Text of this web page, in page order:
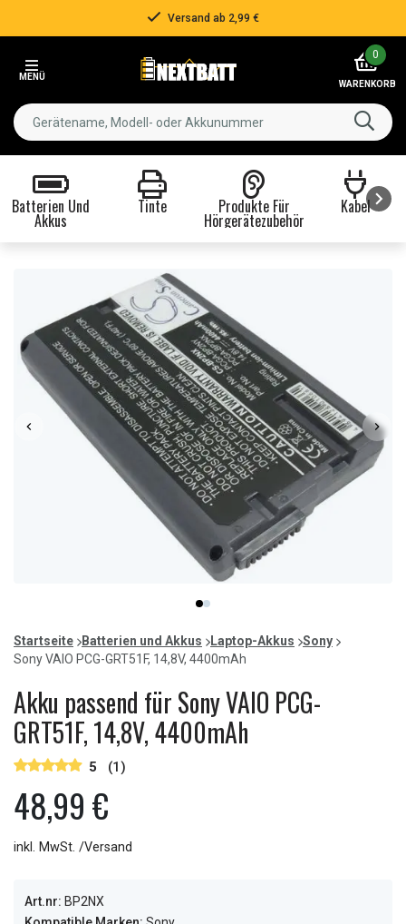
Versand ab 2,99 €
MENÜ
0
WARENKORB
Batterien Und
Akkus
Tinte Produkte Für
Hörgerätezubehör
Kabel
item
0
item
1
of
2
Startseite Batterien und Akkus Laptop-Akkus
Sony
Sony VAIO PCG-GRT51F, 14,8V, 4400mAh
Akku passend für Sony VAIO PCG-
GRT51F, 14,8V, 4400mAh
5 (1)
48,99 €
inkl. MwSt. /Versand
Art.nr: BP2NX